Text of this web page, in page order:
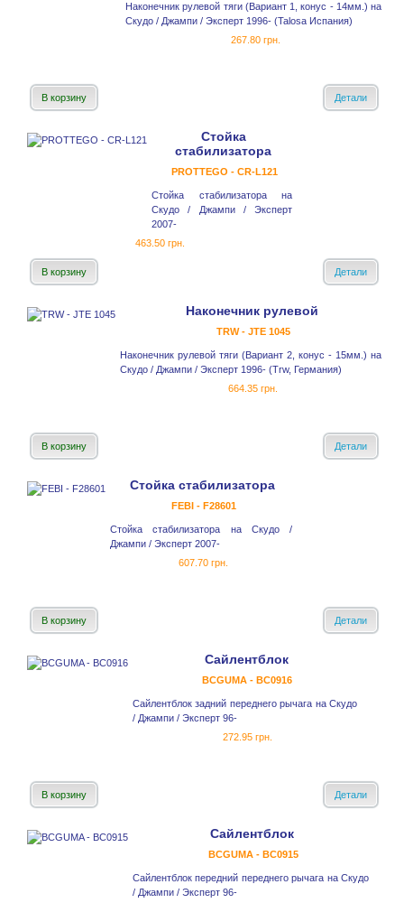
Наконечник рулевой тяги (Вариант 1, конус - 14мм.) на
Скудо / Джампи / Эксперт 1996- (Talosa Испания)
267.80 грн.
В корзину Детали
Стойка
стабилизатора
PROTTEGO - CR-L121
Стойка стабилизатора на
Скудо / Джампи / Эксперт
2007-
463.50 грн.
В корзину Детали
Наконечник рулевой
TRW - JTE 1045
Наконечник рулевой тяги (Вариант 2, конус - 15мм.) на
Скудо / Джампи / Эксперт 1996- (Trw, Германия)
664.35 грн.
В корзину Детали
Стойка стабилизатора
FEBI - F28601
Стойка стабилизатора на Скудо /
Джампи / Эксперт 2007-
607.70 грн.
В корзину Детали
Сайлентблок
BCGUMA - BC0916
Сайлентблок задний переднего рычага на Скудо
/ Джампи / Эксперт 96-
272.95 грн.
В корзину Детали
Сайлентблок
BCGUMA - BC0915
Сайлентблок передний переднего рычага на Скудо
/ Джампи / Эксперт 96-